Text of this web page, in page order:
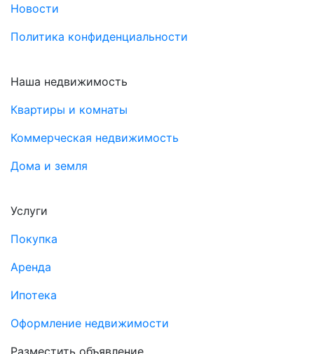
Новости
Политика конфиденциальности
Наша недвижимость
Квартиры и комнаты
Коммерческая недвижимость
Дома и земля
Услуги
Покупка
Аренда
Ипотека
Оформление недвижимости
Разместить объявление